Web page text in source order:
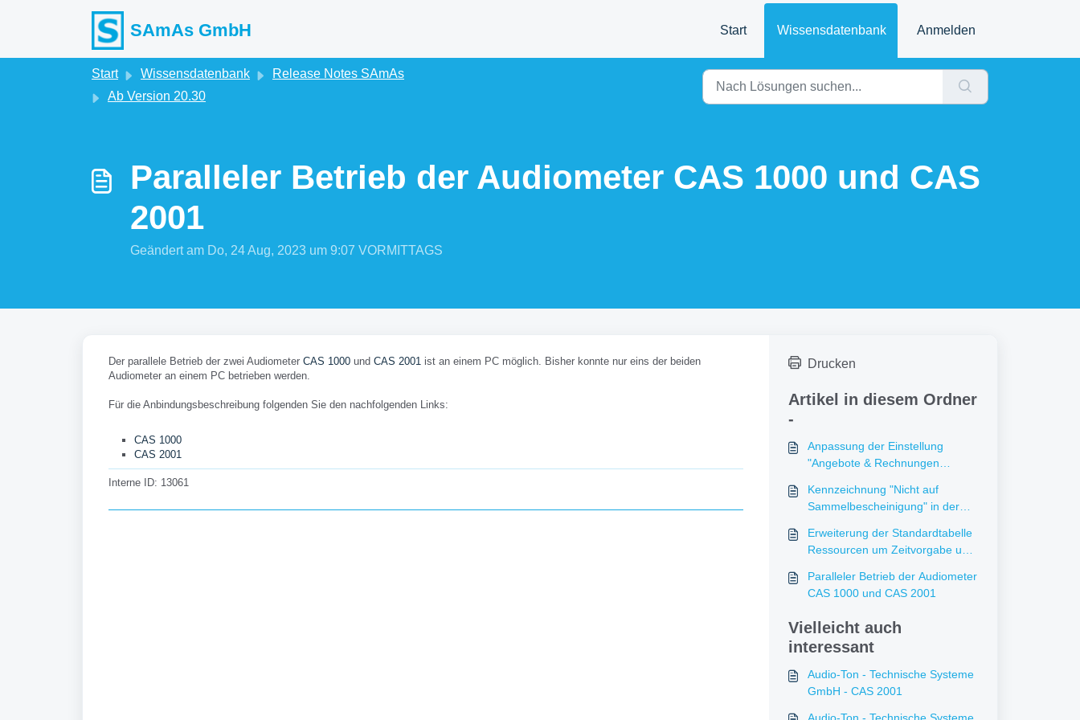
SAmAs GmbH Start Wissensdatenbank Anmelden
Start Wissensdatenbank
Release Notes SAmAs
Ab Version 20.30
Paralleler Betrieb der Audiometer CAS 1000 und CAS
2001
Geändert am Do, 24 Aug, 2023 um 9:07 VORMITTAGS
Der parallele Betrieb der zwei Audiometer CAS 1000 und CAS 2001 ist an einem PC möglich. Bisher konnte nur eins der beiden
Audiometer an einem PC betrieben werden.
Für die Anbindungsbeschreibung folgenden Sie den nachfolgenden Links:
CAS 1000
CAS 2001
Interne ID: 13061
Drucken
Artikel in diesem Ordner
-
Anpassung der Einstellung
"Angebote & Rechnungen
ablegen"
Kennzeichnung "Nicht auf
Sammelbescheinigung" in der
Untersuchungsarten
Erweiterung der Standardtabelle
Ressourcen um Zeitvorgabe und
Paralleler Betrieb der Audiometer
CAS 1000 und CAS 2001
Vielleicht auch
interessant
Audio-Ton - Technische Systeme
GmbH - CAS 2001